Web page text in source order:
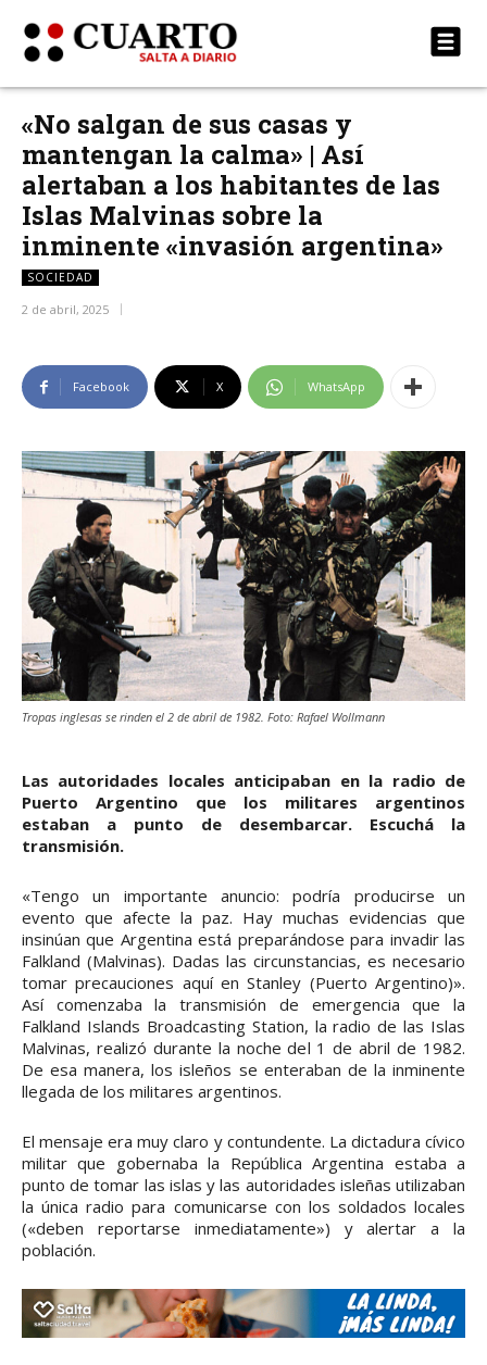
«No salgan de sus casas y
mantengan la calma» | Así
alertaban a los habitantes de las
Islas Malvinas sobre la
inminente «invasión argentina»
SOCIEDAD
2 de abril, 2025
Facebook X WhatsApp
Tropas inglesas se rinden el 2 de abril de 1982. Foto: Rafael Wollmann
Las autoridades locales anticipaban en la radio de
Puerto Argentino que los militares argentinos
estaban a punto de desembarcar. Escuchá la
transmisión.
«Tengo un importante anuncio: podría producirse un
evento que afecte la paz. Hay muchas evidencias que
insinúan que Argentina está preparándose para invadir las
Falkland (Malvinas). Dadas las circunstancias, es necesario
tomar precauciones aquí en Stanley (Puerto Argentino)».
Así comenzaba la transmisión de emergencia que la
Falkland Islands Broadcasting Station, la radio de las Islas
Malvinas, realizó durante la noche del 1 de abril de 1982.
De esa manera, los isleños se enteraban de la inminente
llegada de los militares argentinos.
El mensaje era muy claro y contundente. La dictadura cívico
militar que gobernaba la República Argentina estaba a
punto de tomar las islas y las autoridades isleñas utilizaban
la única radio para comunicarse con los soldados locales
(«deben reportarse inmediatamente») y alertar a la
población.